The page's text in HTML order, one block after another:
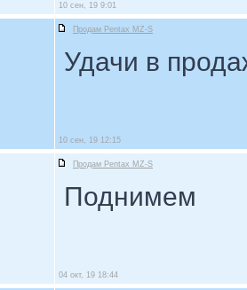
10 сен, 19 9:01
Продам Pentax MZ-S
Удачи в
10 сен, 19 12:15
Продам Pentax MZ-S
Поднимем
04 окт, 19 18:44